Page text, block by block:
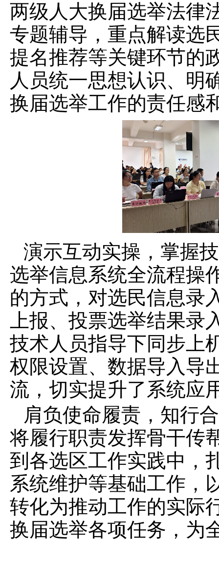
两级人大换届选举法律
专题辅导，重点解读选
提名推荐等关键环节的
人员统一思想认识、明
换届选举工作的责任感
演示互动实操，掌握
选举信息系统全流程操
的方式，对选民信息录
上报、投票选举结果录
技术人员指导下同步上
权限设置、数据导入导
流，切实提升了系统应
肩负使命履责，知行
将履行职责发挥骨干传
到各选区工作实践中，
系统维护等基础工作，
转化为推动工作的实际
换届选举各项任务，为